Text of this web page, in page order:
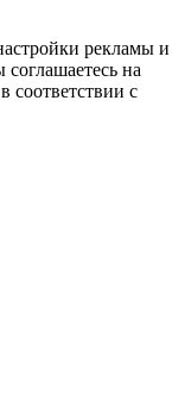
рекламы и
соглашаетесь на
соответствии с